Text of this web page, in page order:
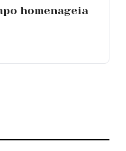
homenageia